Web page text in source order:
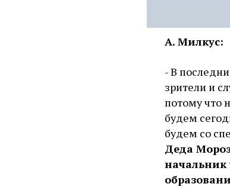
А. Милкус:
- В
зрители и
потому что
будем
будем со
Деда
начальник